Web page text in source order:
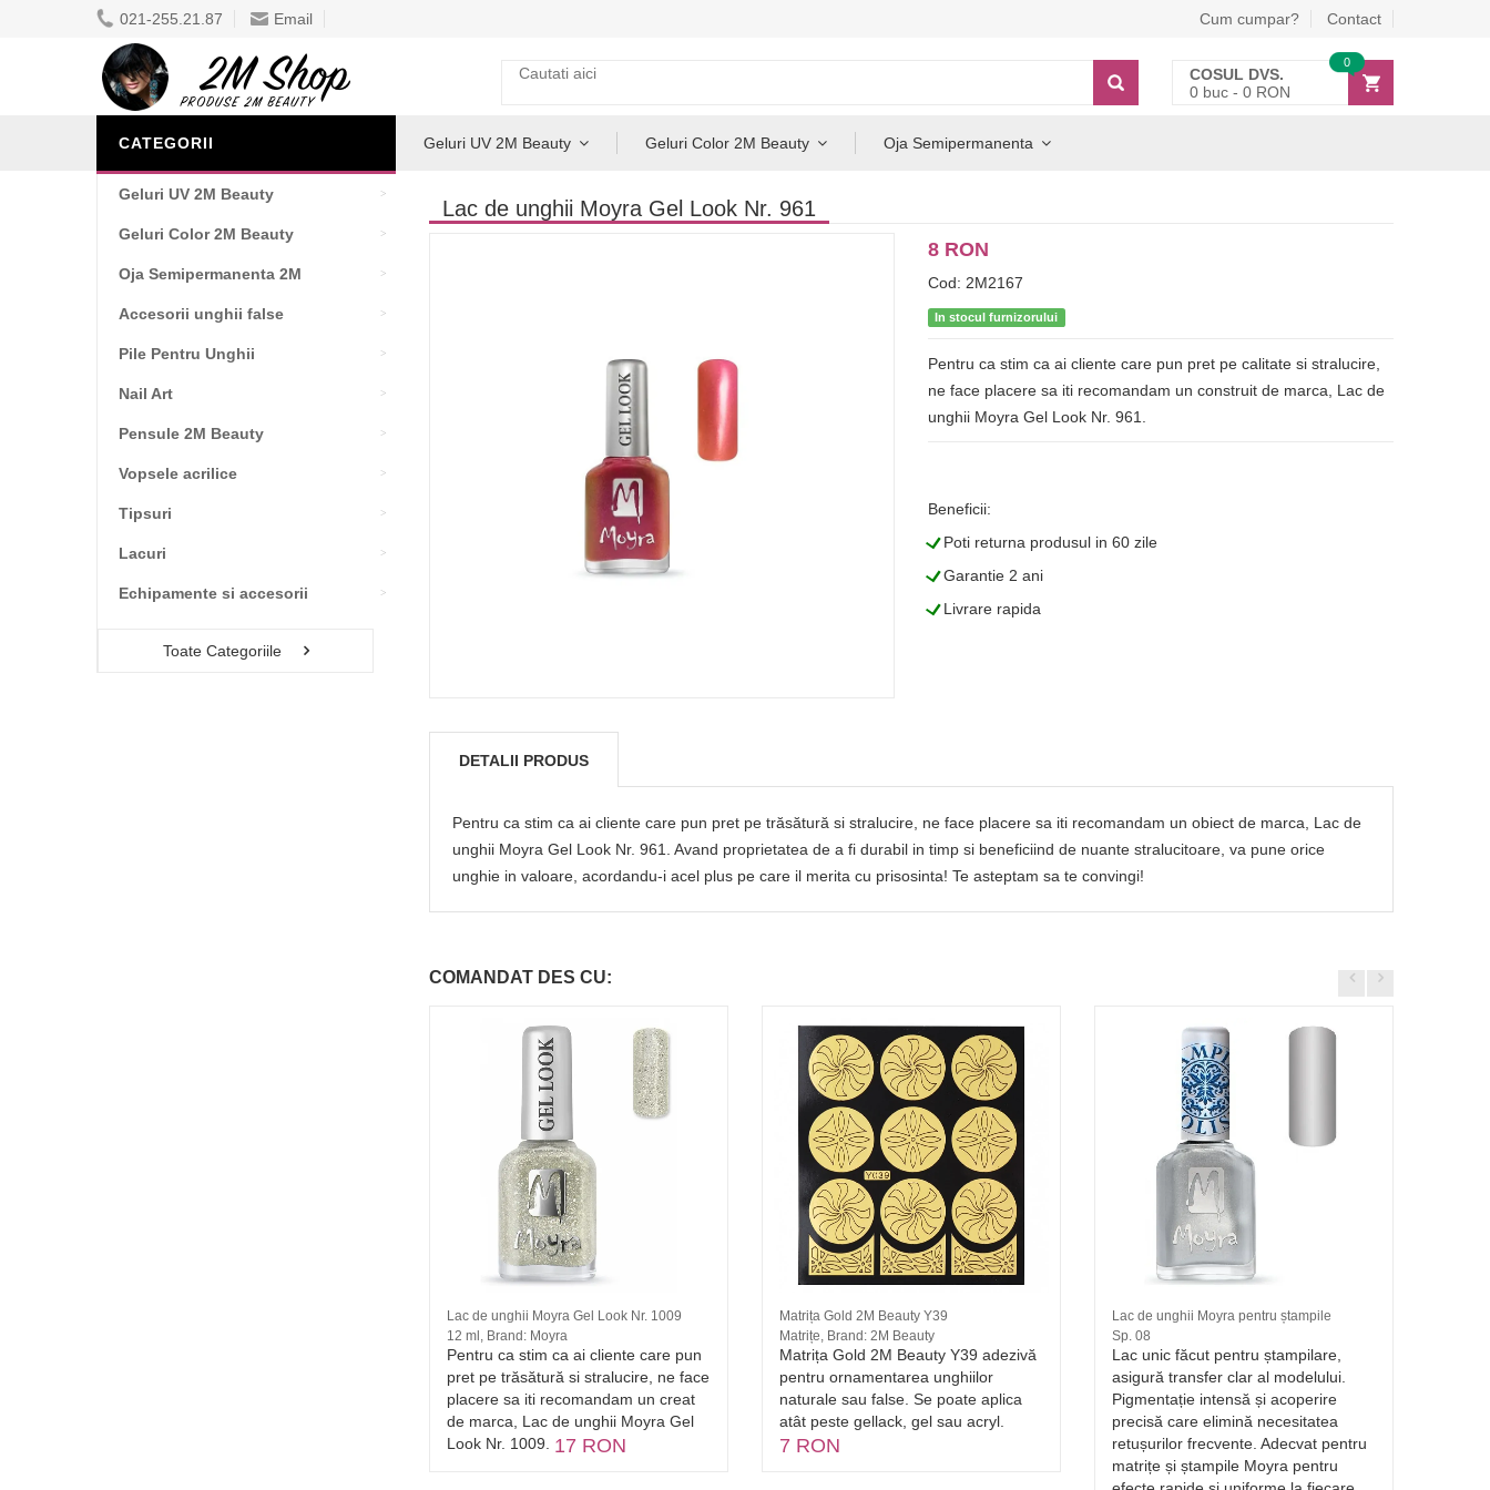
021-255.21.87 Email Cum cumpar? Contact
COSUL DVS.
0 buc - 0 RON
0
CATEGORII
Geluri UV 2M Beauty
Geluri Color 2M Beauty
Oja Semipermanenta 2M
Accesorii unghii false
Pile Pentru Unghii
Nail Art
Pensule 2M Beauty
Vopsele acrilice
Tipsuri
Lacuri
Echipamente si accesorii
Toate Categoriile
Geluri UV 2M Beauty Geluri Color 2M Beauty Oja Semipermanenta
Lac de unghii Moyra Gel Look Nr. 961
8 RON
Cod: 2M2167
In stocul furnizorului
Pentru ca stim ca ai cliente care pun pret pe calitate si stralucire,
ne face placere sa iti recomandam un construit de marca, Lac de
unghii Moyra Gel Look Nr. 961.
Beneficii:
LPoti returna produsul in 60 zile
LGarantie 2 ani
LLivrare rapida
DETALII PRODUS
Pentru ca stim ca ai cliente care pun pret pe trăsătură si stralucire, ne face placere sa iti recomandam un obiect de marca, Lac de
unghii Moyra Gel Look Nr. 961. Avand proprietatea de a fi durabil in timp si beneficiind de nuante stralucitoare, va pune orice
unghie in valoare, acordandu-i acel plus pe care il merita cu prisosinta! Te asteptam sa te convingi!
COMANDAT DES CU:
Lac de unghii Moyra Gel Look Nr. 1009
12 ml, Brand: Moyra
Pentru ca stim ca ai cliente care pun
pret pe trăsătură si stralucire, ne face
placere sa iti recomandam un creat
de marca, Lac de unghii Moyra Gel
Look Nr. 1009. 17 RON
Matrița Gold 2M Beauty Y39
Matrițe, Brand: 2M Beauty
Matrița Gold 2M Beauty Y39 adezivă
pentru ornamentarea unghiilor
naturale sau false. Se poate aplica
atât peste gellack, gel sau acryl.
7 RON
Lac de unghii Moyra pentru ștampile
Sp. 08
Lac unic făcut pentru ștampilare,
asigură transfer clar al modelului.
Pigmentație intensă și acoperire
precisă care elimină necesitatea
retușurilor frecvente. Adecvat pentru
matrițe și ștampile Moyra pentru